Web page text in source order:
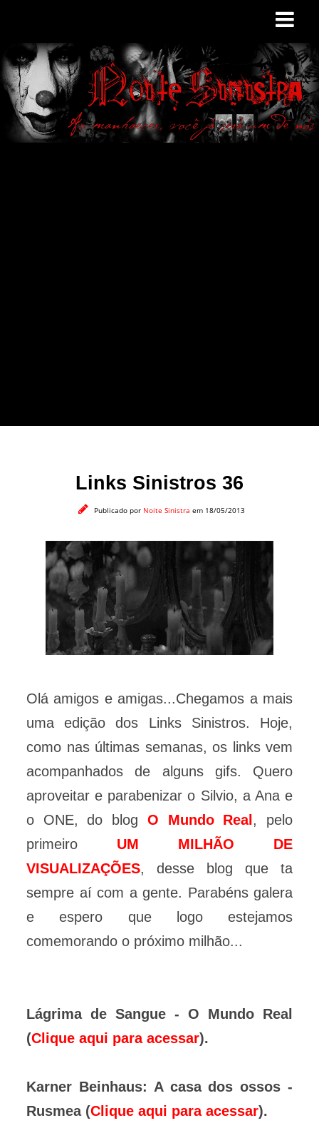
Links Sinistros 36
Publicado por Noite Sinistra em 18/05/2013
Olá amigos e amigas...Chegamos a mais
uma edição dos Links Sinistros. Hoje,
como nas últimas semanas, os links vem
acompanhados de alguns gifs. Quero
aproveitar e parabenizar o Silvio, a Ana e
o ONE, do blog O Mundo Real , pelo
primeiro UM MILHÃO DE
VISUALIZAÇÕES, desse blog que ta
sempre aí com a gente. Parabéns galera
e espero que logo estejamos
comemorando o próximo milhão...
Lágrima de Sangue - O Mundo Real
(Clique aqui para acessar).
Karner Beinhaus: A casa dos ossos -
Rusmea (Clique aqui para acessar).